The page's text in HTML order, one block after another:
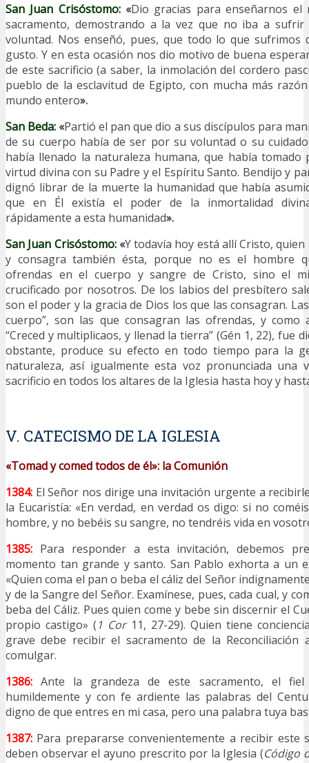
San Juan Crisóstomo:«Dio gracias para enseñarnos el
sacramento, demostrando a la vez que no iba a
voluntad. Nos enseñó, pues, que todo lo que sufrimos
gusto. Y en esta ocasión nos dio motivo de buena
de este sacrificio (a saber, la inmolación del cordero
pueblo de la esclavitud de Egipto, con mucha más
mundo entero».
San Beda: «Partió el pan que dio a sus discípulos para
de su cuerpo había de ser por su voluntad o su
había llenado la naturaleza humana, que había tomado
virtud divina con su Padre y el Espíritu Santo. Bendijo y
dignó librar de la muerte la humanidad que había
que en Él existía el poder de la inmortalidad
rápidamente a esta humanidad».
San Juan Crisóstomo: «Y todavía hoy está allí Cristo,
y consagra también ésta, porque no es el hombre
ofrendas en el cuerpo y sangre de Cristo, sino el
crucificado por nosotros. De los labios del presbítero
son el poder y la gracia de Dios los que las consagran.
cuerpo”, son las que consagran las ofrendas, y como
“Creced y multiplicaos, y llenad la tierra” (Gén 1, 22), fue
obstante, produce su efecto en todo tiempo para la
naturaleza, así igualmente esta voz pronunciada una
sacrificio en todos los altares de la Iglesia hasta hoy y
V. CATECISMO DE LA IGLESIA
«Tomad y comed todos de él»: la Comunión
1384: El Señor nos dirige una invitación urgente a
la Eucaristía: «En verdad, en verdad os digo: si no
hombre, y no bebéis su sangre, no tendréis vida en
1385: Para responder a esta invitación, debemos
momento tan grande y santo. San Pablo exhorta a un
«Quien coma el pan o beba el cáliz del Señor
y de la Sangre del Señor. Examínese, pues, cada cual, y
beba del Cáliz. Pues quien come y bebe sin discernir el
propio castigo» ( 1 Cor11, 27-29). Quien tiene
grave debe recibir el sacramento de la Reconciliación
comulgar.
1386: Ante la grandeza de este sacramento, el
humildemente y con fe ardiente las palabras del
digno de que entres en mi casa, pero una palabra tuya
1387: Para prepararse convenientemente a recibir este
deben observar el ayuno prescrito por la Iglesia (Código